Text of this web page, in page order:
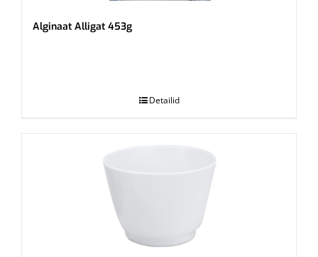
Alginaat Alligat 453g
Detailid